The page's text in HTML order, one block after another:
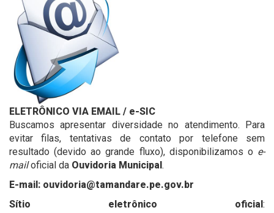
ELETRÔNICO VIA EMAIL / e-SIC
Buscamos apresentar diversidade no atendimento. Para
evitar filas, tentativas de contato por telefone sem
resultado (devido ao grande fluxo), disponibilizamos o e-
mailoficial da Ouvidoria Municipal.
E-mail: ouvidoria@tamandare.pe.gov.br
Sítio eletrônico oficial: